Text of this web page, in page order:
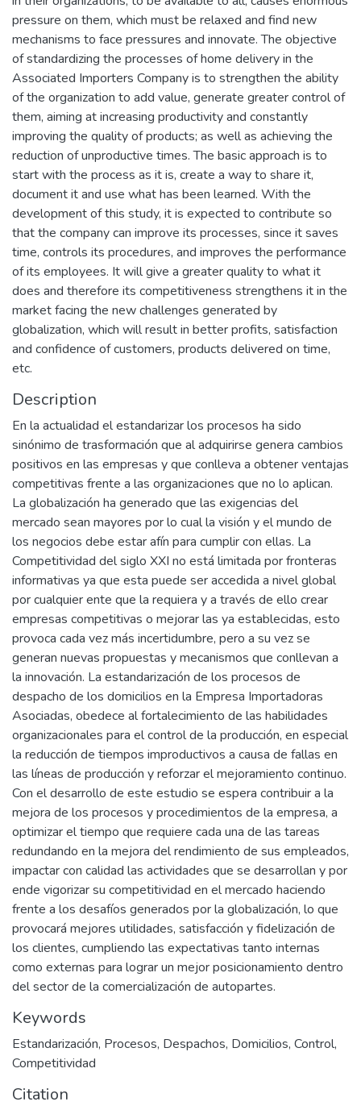
pressure on them, which must be relaxed and find new
mechanisms to face pressures and innovate. The objective
of standardizing the processes of home delivery in the
Associated Importers Company is to strengthen the ability
of the organization to add value, generate greater control of
them, aiming at increasing productivity and constantly
improving the quality of products; as well as achieving the
reduction of unproductive times. The basic approach is to
start with the process as it is, create a way to share it,
document it and use what has been learned. With the
development of this study, it is expected to contribute so
that the company can improve its processes, since it saves
time, controls its procedures, and improves the performance
of its employees. It will give a greater quality to what it
does and therefore its competitiveness strengthens it in the
market facing the new challenges generated by
globalization, which will result in better profits, satisfaction
and confidence of customers, products delivered on time,
etc.
Description
En la actualidad el estandarizar los procesos ha sido
sinónimo de trasformación que al adquirirse genera cambios
positivos en las empresas y que conlleva a obtener ventajas
competitivas frente a las organizaciones que no lo aplican.
La globalización ha generado que las exigencias del
mercado sean mayores por lo cual la visión y el mundo de
los negocios debe estar afín para cumplir con ellas. La
Competitividad del siglo XXI no está limitada por fronteras
informativas ya que esta puede ser accedida a nivel global
por cualquier ente que la requiera y a través de ello crear
empresas competitivas o mejorar las ya establecidas, esto
provoca cada vez más incertidumbre, pero a su vez se
generan nuevas propuestas y mecanismos que conllevan a
la innovación. La estandarización de los procesos de
despacho de los domicilios en la Empresa Importadoras
Asociadas, obedece al fortalecimiento de las habilidades
organizacionales para el control de la producción, en especial
la reducción de tiempos improductivos a causa de fallas en
las líneas de producción y reforzar el mejoramiento continuo.
Con el desarrollo de este estudio se espera contribuir a la
mejora de los procesos y procedimientos de la empresa, a
optimizar el tiempo que requiere cada una de las tareas
redundando en la mejora del rendimiento de sus empleados,
impactar con calidad las actividades que se desarrollan y por
ende vigorizar su competitividad en el mercado haciendo
frente a los desafíos generados por la globalización, lo que
provocará mejores utilidades, satisfacción y fidelización de
los clientes, cumpliendo las expectativas tanto internas
como externas para lograr un mejor posicionamiento dentro
del sector de la comercialización de autopartes.
Keywords
Estandarización, Procesos, Despachos, Domicilios, Control,
Competitividad
Citation